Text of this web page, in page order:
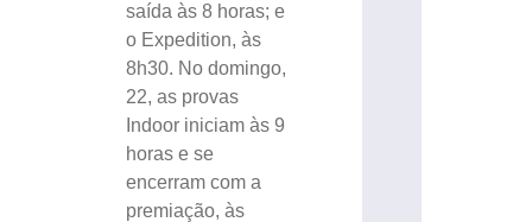
saída às 8 horas; e
o Expedition, às
8h30. No domingo,
22, as provas
Indoor iniciam às 9
horas e se
encerram com a
premiação, às